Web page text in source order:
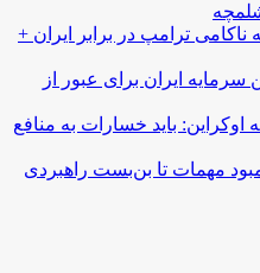
ترامپ در برابر ایران +
ایران برای عبور از
باید خسارات به منافع
مهمات تا بن‌بست راهبردی